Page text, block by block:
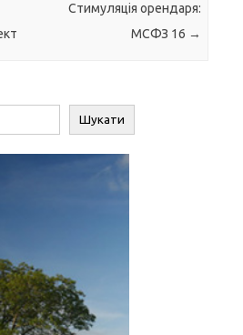
Стимуляція орендаря:
МСФЗ 16 →
Шукати